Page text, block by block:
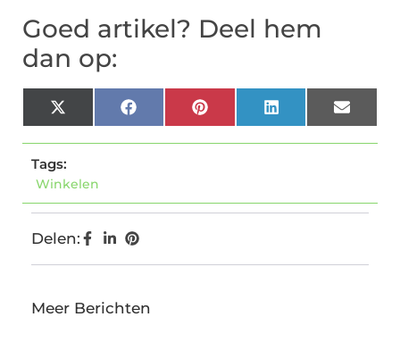
Goed artikel? Deel hem
dan op:
X
(Twitter)
FacebookPinterestLinkedInEmail
Tags:
Winkelen
Delen:
Meer Berichten